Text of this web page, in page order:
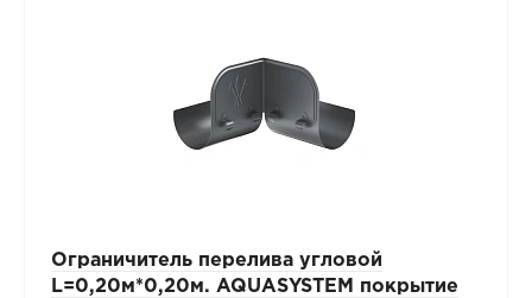
Ограничитель перелива угловой
L=0,20м*0,20м. AQUASYSTEM покрытие